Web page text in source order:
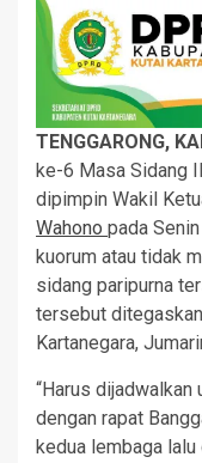
TENGGARONG,
ke-6 Masa Sidang
dipimpin Wakil
Wahono pada
kuorum atau tidak
sidang paripurna
tersebut
Kartanegara,
“Harus dijadwalkan
dengan rapat
kedua lembaga lalu